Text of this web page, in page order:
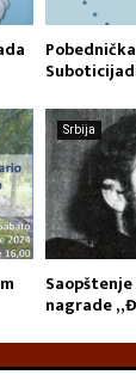
Srbija
nagrade